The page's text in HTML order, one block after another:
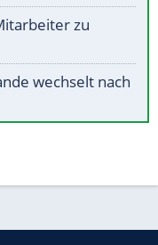
zu
wechselt nach